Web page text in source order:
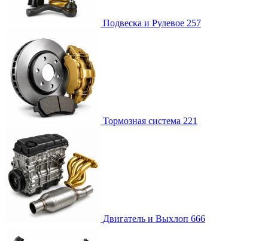
Подвеска и Рулевое 257
Тормозная система 221
Двигатель и Выхлоп 666